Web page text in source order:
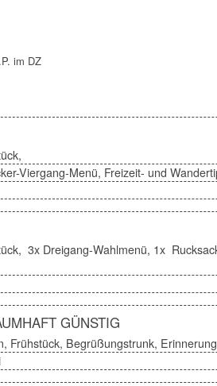
im DZ
Viergang-Menü, Freizeit- und
3x Dreigang-Wahlmenü, 1x
GÜNSTIG
Frühstück, Begrüßungstrunk,